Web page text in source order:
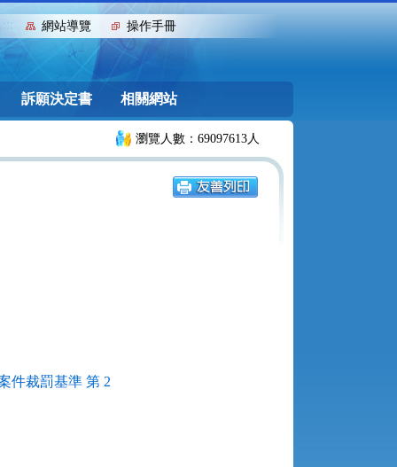
::: 網站導覽 操作手冊
訴願決定書 相關網站
瀏覽人數：69097613人
件裁罰基準 第 2